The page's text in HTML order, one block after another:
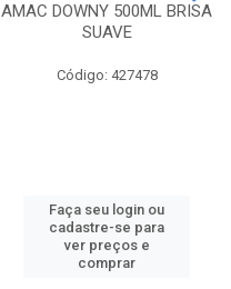
AMAC DOWNY 500ML BRISA
SUAVE
Código: 427478
Faça seu login ou
cadastre-se para
ver preços e
comprar